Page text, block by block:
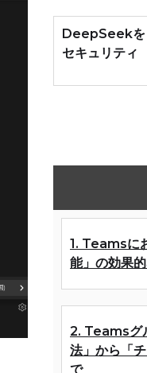
DeepSeekを
セキュリティ
1. Teamsに
能」の効果
2. Teamsグ
法」から「
で